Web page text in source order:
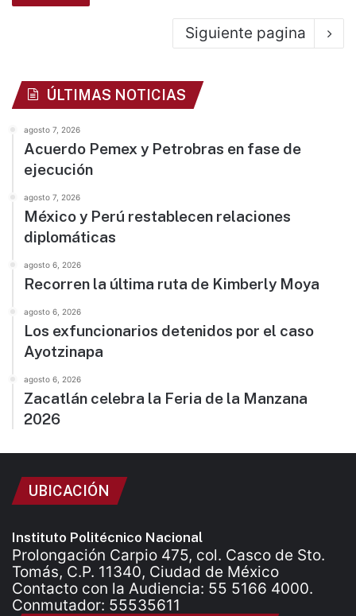
Siguiente pagina
ÚLTIMAS NOTICIAS
agosto 7, 2026
Acuerdo Pemex y Petrobras en fase de
ejecución
agosto 7, 2026
México y Perú restablecen relaciones
diplomáticas
agosto 6, 2026
Recorren la última ruta de Kimberly Moya
agosto 6, 2026
Los exfuncionarios detenidos por el caso
Ayotzinapa
agosto 6, 2026
Zacatlán celebra la Feria de la Manzana
2026
UBICACIÓN
Instituto Politécnico Nacional
Prolongación Carpio 475, col. Casco de Sto.
Tomás, C.P. 11340, Ciudad de México
Contacto con la Audiencia: 55 5166 4000.
Conmutador: 55535611